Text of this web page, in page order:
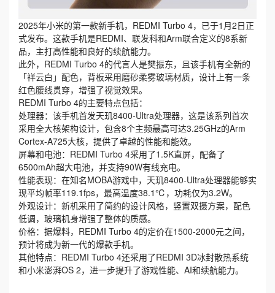
2025年小米的第一款新手机，REDMI Turbo 4，已于1月2日正
式发布。这款手机是REDMI、联发科和Arm联合定义的8系新
品，主打高性能和良好的续航能力。
此外，REDMI Turbo 4的代言人是樊振东，且该手机有全新的
「祥云白」配色，背板采用磨砂柔雾玻璃材质，设计上有一条
红色腰线贯穿，增强了视觉效果。
REDMI Turbo 4的主要特点包括：
处理器：该手机首发天玑8400-Ultra处理器，这是该系列首次
采用全大核架构设计，包含8个主频最高可达3.25GHz的Arm
Cortex-A725大核，提供了卓越的性能和能效。
屏幕和电池：REDMI Turbo 4采用了1.5K直屏，配备了
6500mAh超大电池，并支持90W有线充电。
性能表现：在知名MOBA游戏中，天玑8400-Ultra处理器能够实
现平均帧率119.1fps，最高温度38.1℃，功耗仅为3.2W。
外观设计：新机采用了简约的设计风格，竖置双摄方案，配色
低调，玻璃机身增强了整体的质感。
价格：据爆料，REDMI Turbo 4的定价在1500-2000元之间，
预计将成为新一代的爆款手机。
其他特点：REDMI Turbo 4还采用了REDMI 3D冰封散热系统
和小米澎湃OS 2，进一步提升了游戏性能、AI和续航能力。